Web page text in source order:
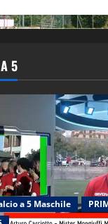
5
a 5 Maschile